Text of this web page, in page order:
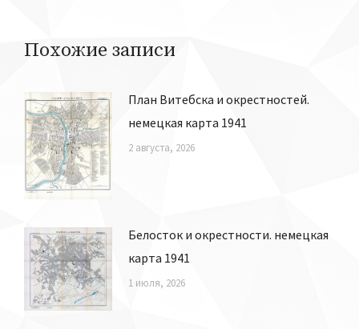
Похожие записи
План Витебска и окрестностей.
немецкая карта 1941
2 августа, 2026
Белосток и окрестности. немецкая
карта 1941
1 июля, 2026